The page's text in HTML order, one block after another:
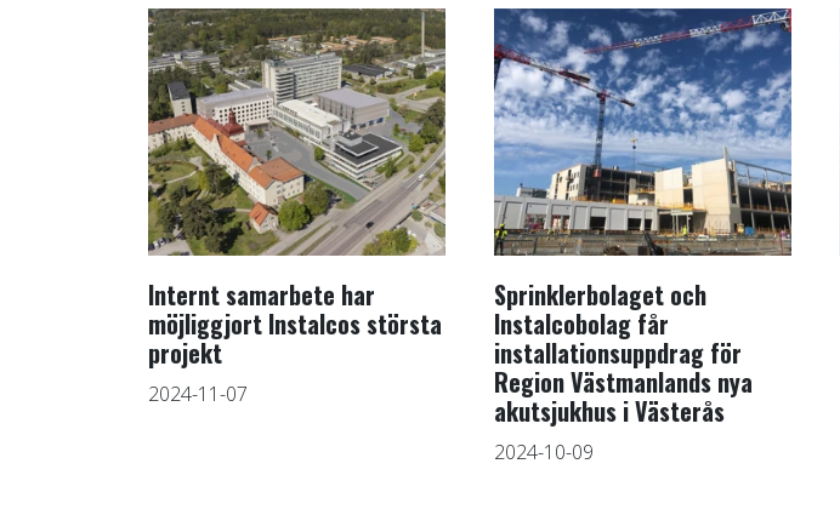
Internt samarbete har
möjliggjort Instalcos största
projekt
2024-11-07
Sprinklerbolaget och
Instalcobolag får
installationsuppdrag för
Region Västmanlands nya
akutsjukhus i Västerås
2024-10-09